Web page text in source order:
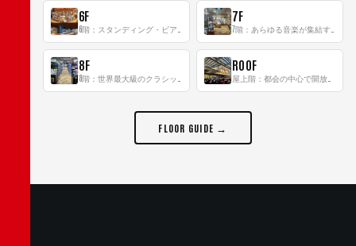
6F 7F
8F ROOF
FLOOR GUIDE →